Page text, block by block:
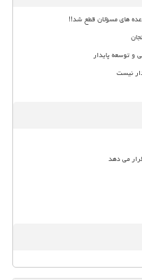
های مسؤلان قطع شد!!
و توسعه پایدار
نیست
می دهد